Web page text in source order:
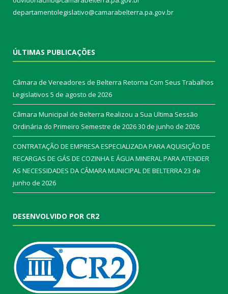
departamentolegislativo@camarabelterra.pa.gov.br
ÚLTIMAS PUBLICAÇÕES
Câmara de Vereadores de Belterra Retorna Com Seus Trabalhos
Legislativos 5 de agosto de 2026
Câmara Municipal de Belterra Realizou a Sua Ultima Sessão
Ordinária do Primeiro Semestre de 202630 de junho de 2026
CONTRATAÇÃO DE EMPRESA ESPECIALIZADA PARA AQUISIÇÃO DE
RECARGAS DE GÁS DE COZINHA E ÁGUA MINERAL PARA ATENDER
AS NECESSIDADES DA CÂMARA MUNICIPAL DE BELTERRA23 de
junho de 2026
DESENVOLVIDO POR CR2